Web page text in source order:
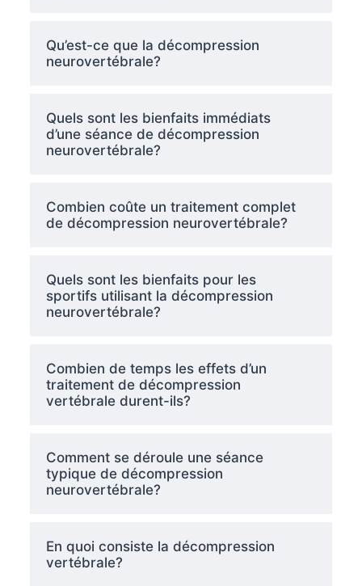
Qu’est-ce que la décompression
neurovertébrale?
Quels sont les bienfaits immédiats
d’une séance de décompression
neurovertébrale?
Combien coûte un traitement complet
de décompression neurovertébrale?
Quels sont les bienfaits pour les
sportifs utilisant la décompression
neurovertébrale?
Combien de temps les effets d’un
traitement de décompression
vertébrale durent-ils?
Comment se déroule une séance
typique de décompression
neurovertébrale?
En quoi consiste la décompression
vertébrale?